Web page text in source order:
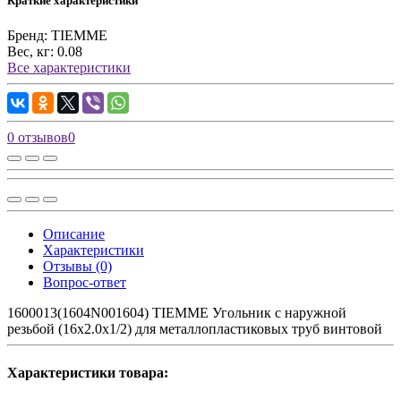
Бренд: TIEMME
Вес, кг: 0.08
Все характеристики
0 отзывов0
Описание
Характеристики
Отзывы (0)
Вопрос-ответ
1600013(1604N001604) TIEMME Угольник с наружной
резьбой (16х2.0х1/2) для металлопластиковых труб винтовой
Характеристики товара: